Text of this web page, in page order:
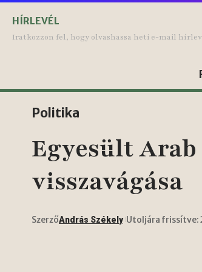
HÍRLEVÉL
Iratkozzon fel, hogy olvashassa heti e-mail
Politika
Egyesült
visszavágása
SzerzőAndrás Székely Utoljára frissítve: